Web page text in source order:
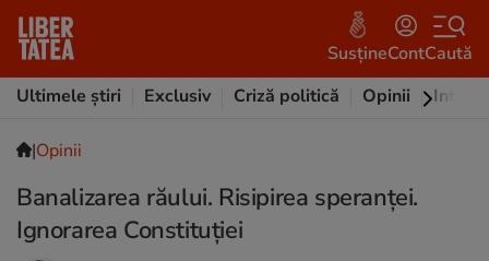
SusțineContCaută
Ultimele știri
Exclusiv Criză politică Opinii
|Opinii
Banalizarea răului. Risipirea speranței.
Ignorarea Constituției